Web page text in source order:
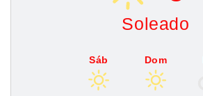
Soleado
Sáb Dom